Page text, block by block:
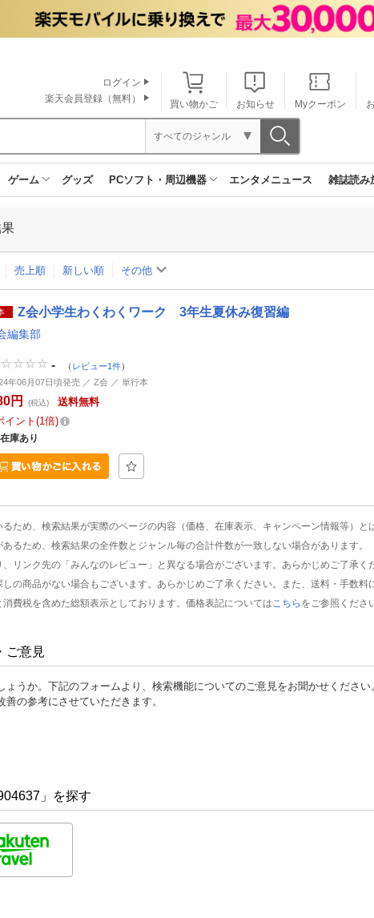
買い物かご お知らせ Myクーポン
ログイン
楽天会員登録（無料）
すべてのジャンル
ゲーム グッズ PCソフト・周辺機器 エンタメニュース 雑誌読み
果
売上順 新しい順 その他
Z会小学生わくわくワーク 3年生夏休み復習編
編集部
- （ レビュー1件）
年06月07日頃発売 ／ Z会 ／ 単行本
円 (税込)
送料無料
イント 1倍
在庫あり
ため、検索結果が実際のページの内容（価格、在庫表示、キャンペーン情報等）と
るため、検索結果の全件数とジャンル毎の合計件数が一致しない場合があります。
リンク先の「みんなのレビュー」と異なる場合がございます。あらかじめご了承く
の商品がない場合もございます。あらかじめご了承ください。また、送料・手数料
費税を含めた総額表示としております。価格表記については こちら をご参照くださ
ご意見
うか。下記のフォームより、検索機能についてのご意見をお聞かせください
の参考にさせていただきます。
」を探す